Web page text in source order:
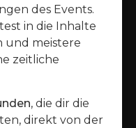
des Events.
in die Inhalte
und meistere
zeitliche
, die dir die
direkt von der